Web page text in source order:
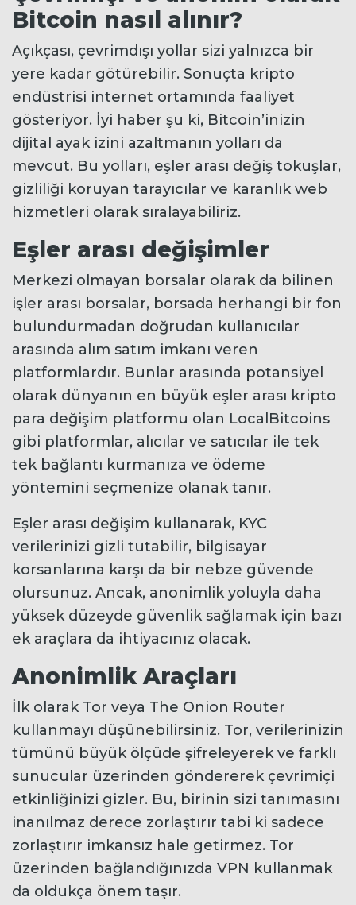
Bitcoin nasıl alınır?
Açıkçası, çevrimdışı yollar sizi yalnızca bir
yere kadar götürebilir. Sonuçta kripto
endüstrisi internet ortamında faaliyet
gösteriyor. İyi haber şu ki, Bitcoin’inizin
dijital ayak izini azaltmanın yolları da
mevcut. Bu yolları, eşler arası değiş tokuşlar,
gizliliği koruyan tarayıcılar ve karanlık web
hizmetleri olarak sıralayabiliriz.
Eşler arası değişimler
Merkezi olmayan borsalar olarak da bilinen
işler arası borsalar, borsada herhangi bir fon
bulundurmadan doğrudan kullanıcılar
arasında alım satım imkanı veren
platformlardır. Bunlar arasında potansiyel
olarak dünyanın en büyük eşler arası kripto
para değişim platformu olan LocalBitcoins
gibi platformlar, alıcılar ve satıcılar ile tek
tek bağlantı kurmanıza ve ödeme
yöntemini seçmenize olanak tanır.
Eşler arası değişim kullanarak, KYC
verilerinizi gizli tutabilir, bilgisayar
korsanlarına karşı da bir nebze güvende
olursunuz. Ancak, anonimlik yoluyla daha
yüksek düzeyde güvenlik sağlamak için bazı
ek araçlara da ihtiyacınız olacak.
Anonimlik Araçları
İlk olarak Tor veya The Onion Router
kullanmayı düşünebilirsiniz. Tor, verilerinizin
tümünü büyük ölçüde şifreleyerek ve farklı
sunucular üzerinden göndererek çevrimiçi
etkinliğinizi gizler. Bu, birinin sizi tanımasını
inanılmaz derece zorlaştırır tabi ki sadece
zorlaştırır imkansız hale getirmez. Tor
üzerinden bağlandığınızda VPN kullanmak
da oldukça önem taşır.